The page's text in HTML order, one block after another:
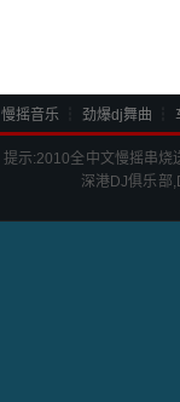
慢摇音乐 劲爆dj舞曲
提示:2010全中文慢摇串烧
深港DJ俱乐部